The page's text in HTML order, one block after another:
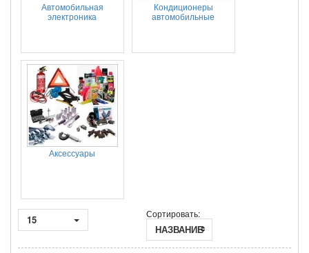
Автомобильная
электроника
Кондиционеры
автомобильные
Аксессуары
15 Сортировать:
НАЗВАНИЕ